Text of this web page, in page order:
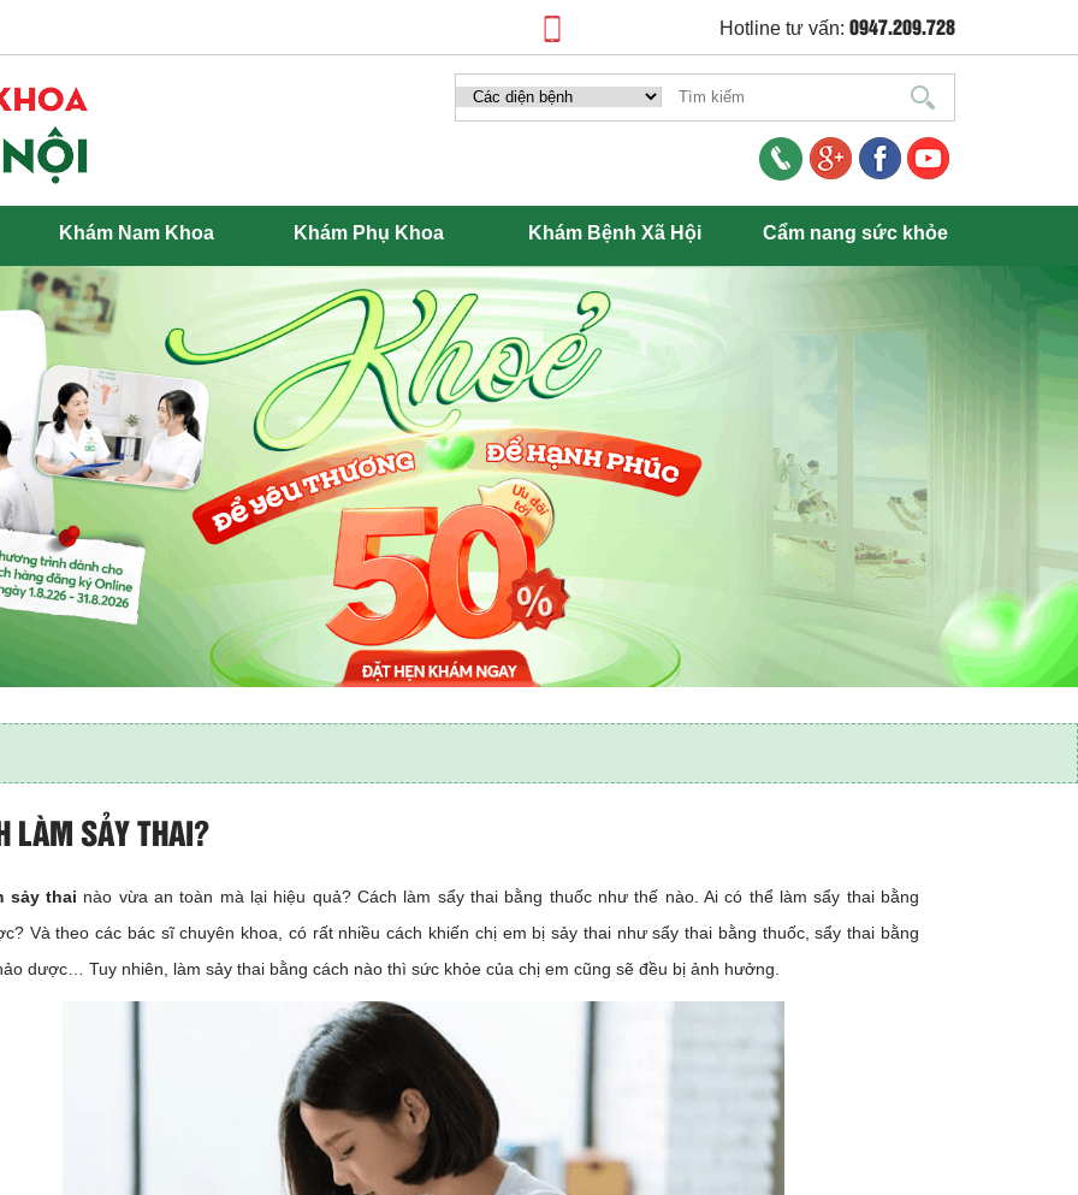
Hotline tư vấn: 0947.209.728
Khám Nam Khoa Khám Phụ Khoa Khám Bệnh Xã Hội Cẩm nang sức khỏe
LÀM SẢY THAI?
sảy thai nào vừa an toàn mà lại hiệu quả? Cách làm sẩy thai bằng thuốc như thế nào. Ai có thể làm sẩy thai bằng
Và theo các bác sĩ chuyên khoa, có rất nhiều cách khiến chị em bị sảy thai như sẩy thai bằng thuốc, sẩy thai bằng
dược… Tuy nhiên, làm sảy thai bằng cách nào thì sức khỏe của chị em cũng sẽ đều bị ảnh hưởng.